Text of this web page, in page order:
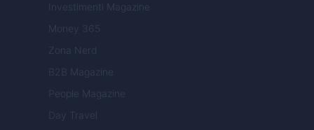
Investimenti Magazine
Money 365
Zona Nerd
B2B Magazine
People Magazine
Day Travel